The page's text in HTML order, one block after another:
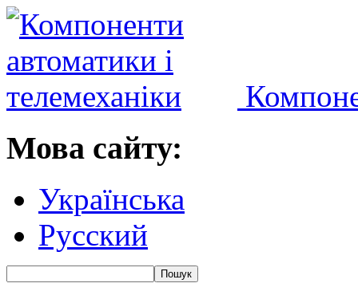
Мова сайту:
Українська
Русский